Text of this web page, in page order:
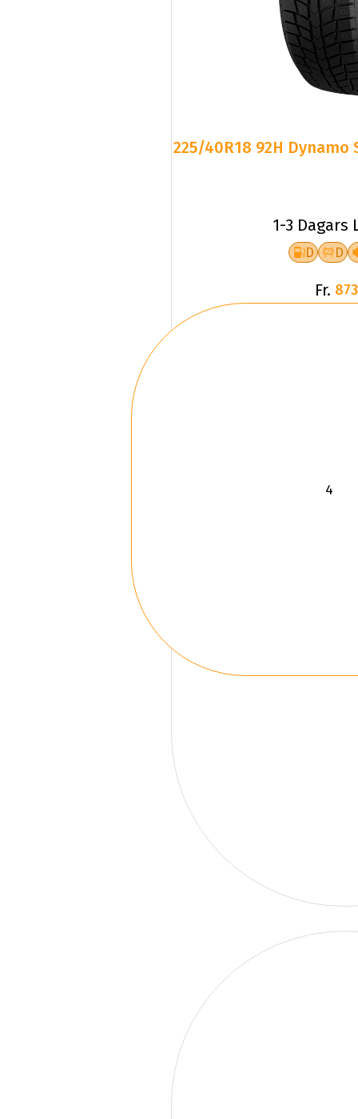
225/40R18 92H Dynamo
1-3 Dagars
D D
Fr.